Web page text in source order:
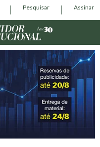
Pesquisar Assinar